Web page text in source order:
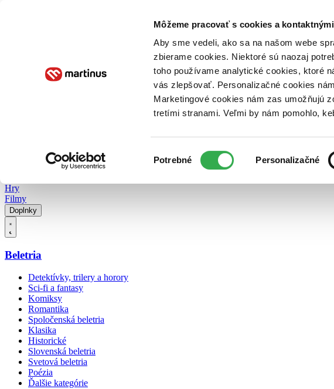
Môžeme pracovať s cookies a
Aby sme vedeli, ako sa na našom webe
zbierame cookies. Niektoré sú naozaj
toho používame analytické cookies, ktoré
vás zlepšovať. Personalizačné cookies
Marketingové cookies nám zas umožňujú
tretími stranami. Veľmi by nám pomohlo,
súhlasu
Potrebné Personalizačné
Poukážky Kontakt
Hry
Filmy
Doplnky
Beletria
Detektívky, trilery a horory
Sci-fi a fantasy
Komiksy
Romantika
Spoločenská beletria
Klasika
Historické
Slovenská beletria
Svetová beletria
Poézia
Ďalšie kategórie